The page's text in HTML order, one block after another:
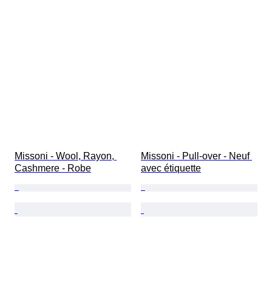
Missoni - Wool, Rayon,
Cashmere - Robe
Missoni - Pull-over - Neuf
avec étiquette